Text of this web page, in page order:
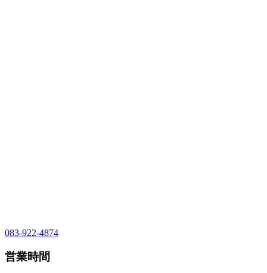
083-922-4874
営業時間